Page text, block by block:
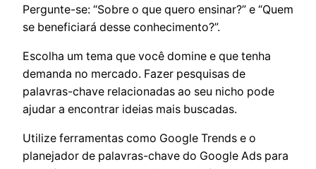
Pergunte-se: “Sobre o que quero ensinar?” e “Quem
se beneficiará desse conhecimento?”.
Escolha um tema que você domine e que tenha
demanda no mercado. Fazer pesquisas de
palavras-chave relacionadas ao seu nicho pode
ajudar a encontrar ideias mais buscadas.
Utilize ferramentas como Google Trends e o
planejador de palavras-chave do Google Ads para